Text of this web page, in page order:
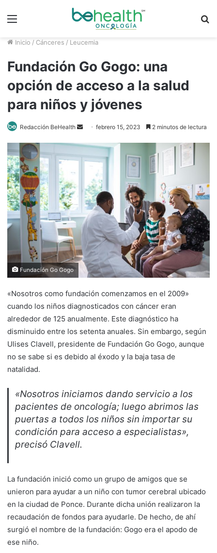
Menú
Inicio / Cánceres / Leucemia
Fundación Go Gogo: una
opción de acceso a la salud
para niños y jóvenes
Redacción BeHealth
Send
email
febrero 15, 2023 2 minutos de lectura
Fundación Go Gogo
«Nosotros como fundación comenzamos en el 2009»
cuando los niños diagnosticados con cáncer eran
alrededor de 125 anualmente. Este diagnóstico ha
disminuido entre los setenta anuales. Sin embargo, según
Ulises Clavell, presidente de Fundación Go Gogo, aunque
no se sabe si es debido al éxodo y la baja tasa de
natalidad.
«Nosotros iniciamos dando servicio a los
pacientes de oncología; luego abrimos las
puertas a todos los niños sin importar su
condición para acceso a especialistas»,
precisó Clavell.
La fundación inició como un grupo de amigos que se
unieron para ayudar a un niño con tumor cerebral ubicado
en la ciudad de Ponce. Durante dicha unión realizaron la
recaudación de fondos para ayudarle. De hecho, de ahí
surgió el nombre de la fundación: Gogo era el apodo de
ese niño.